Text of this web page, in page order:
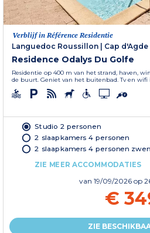
Verblijf in Référence Residentie
Languedoc Roussillon
Cap d'Agde
Residence Odalys Du Golfe
Residentie op 400 m van het strand, haven,
de buurt. Geniet van het buitenbad. Tv en
Studio 2 personen
2 slaapkamers 4 personen
2 slaapkamers 4 personen
ZIE MEER ACCOMMODATIES
van 19/09/2026 op
€
ZIE